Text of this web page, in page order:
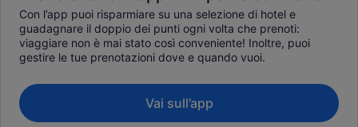
Con l’app puoi risparmiare su una selezione di hotel e
guadagnare il doppio dei punti ogni volta che prenoti:
viaggiare non è mai stato così conveniente! Inoltre, puoi
gestire le tue prenotazioni dove e quando vuoi.
Vai sull’app